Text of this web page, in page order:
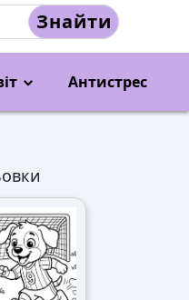
Знайти
Антистрес